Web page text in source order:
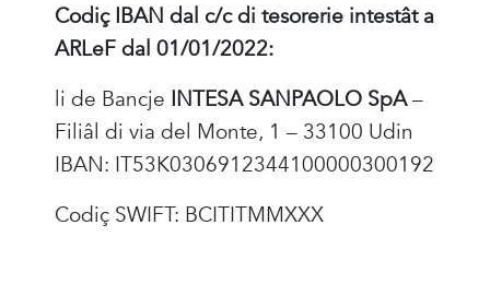
Codiç IBAN dal c/c di tesorerie intestât a
ARLeF dal 01/01/2022:
li de Bancje INTESA SANPAOLO SpA–
Filiâl di via del Monte, 1 – 33100 Udin
IBAN: IT53K0306912344100000300192
Codiç SWIFT: BCITITMMXXX